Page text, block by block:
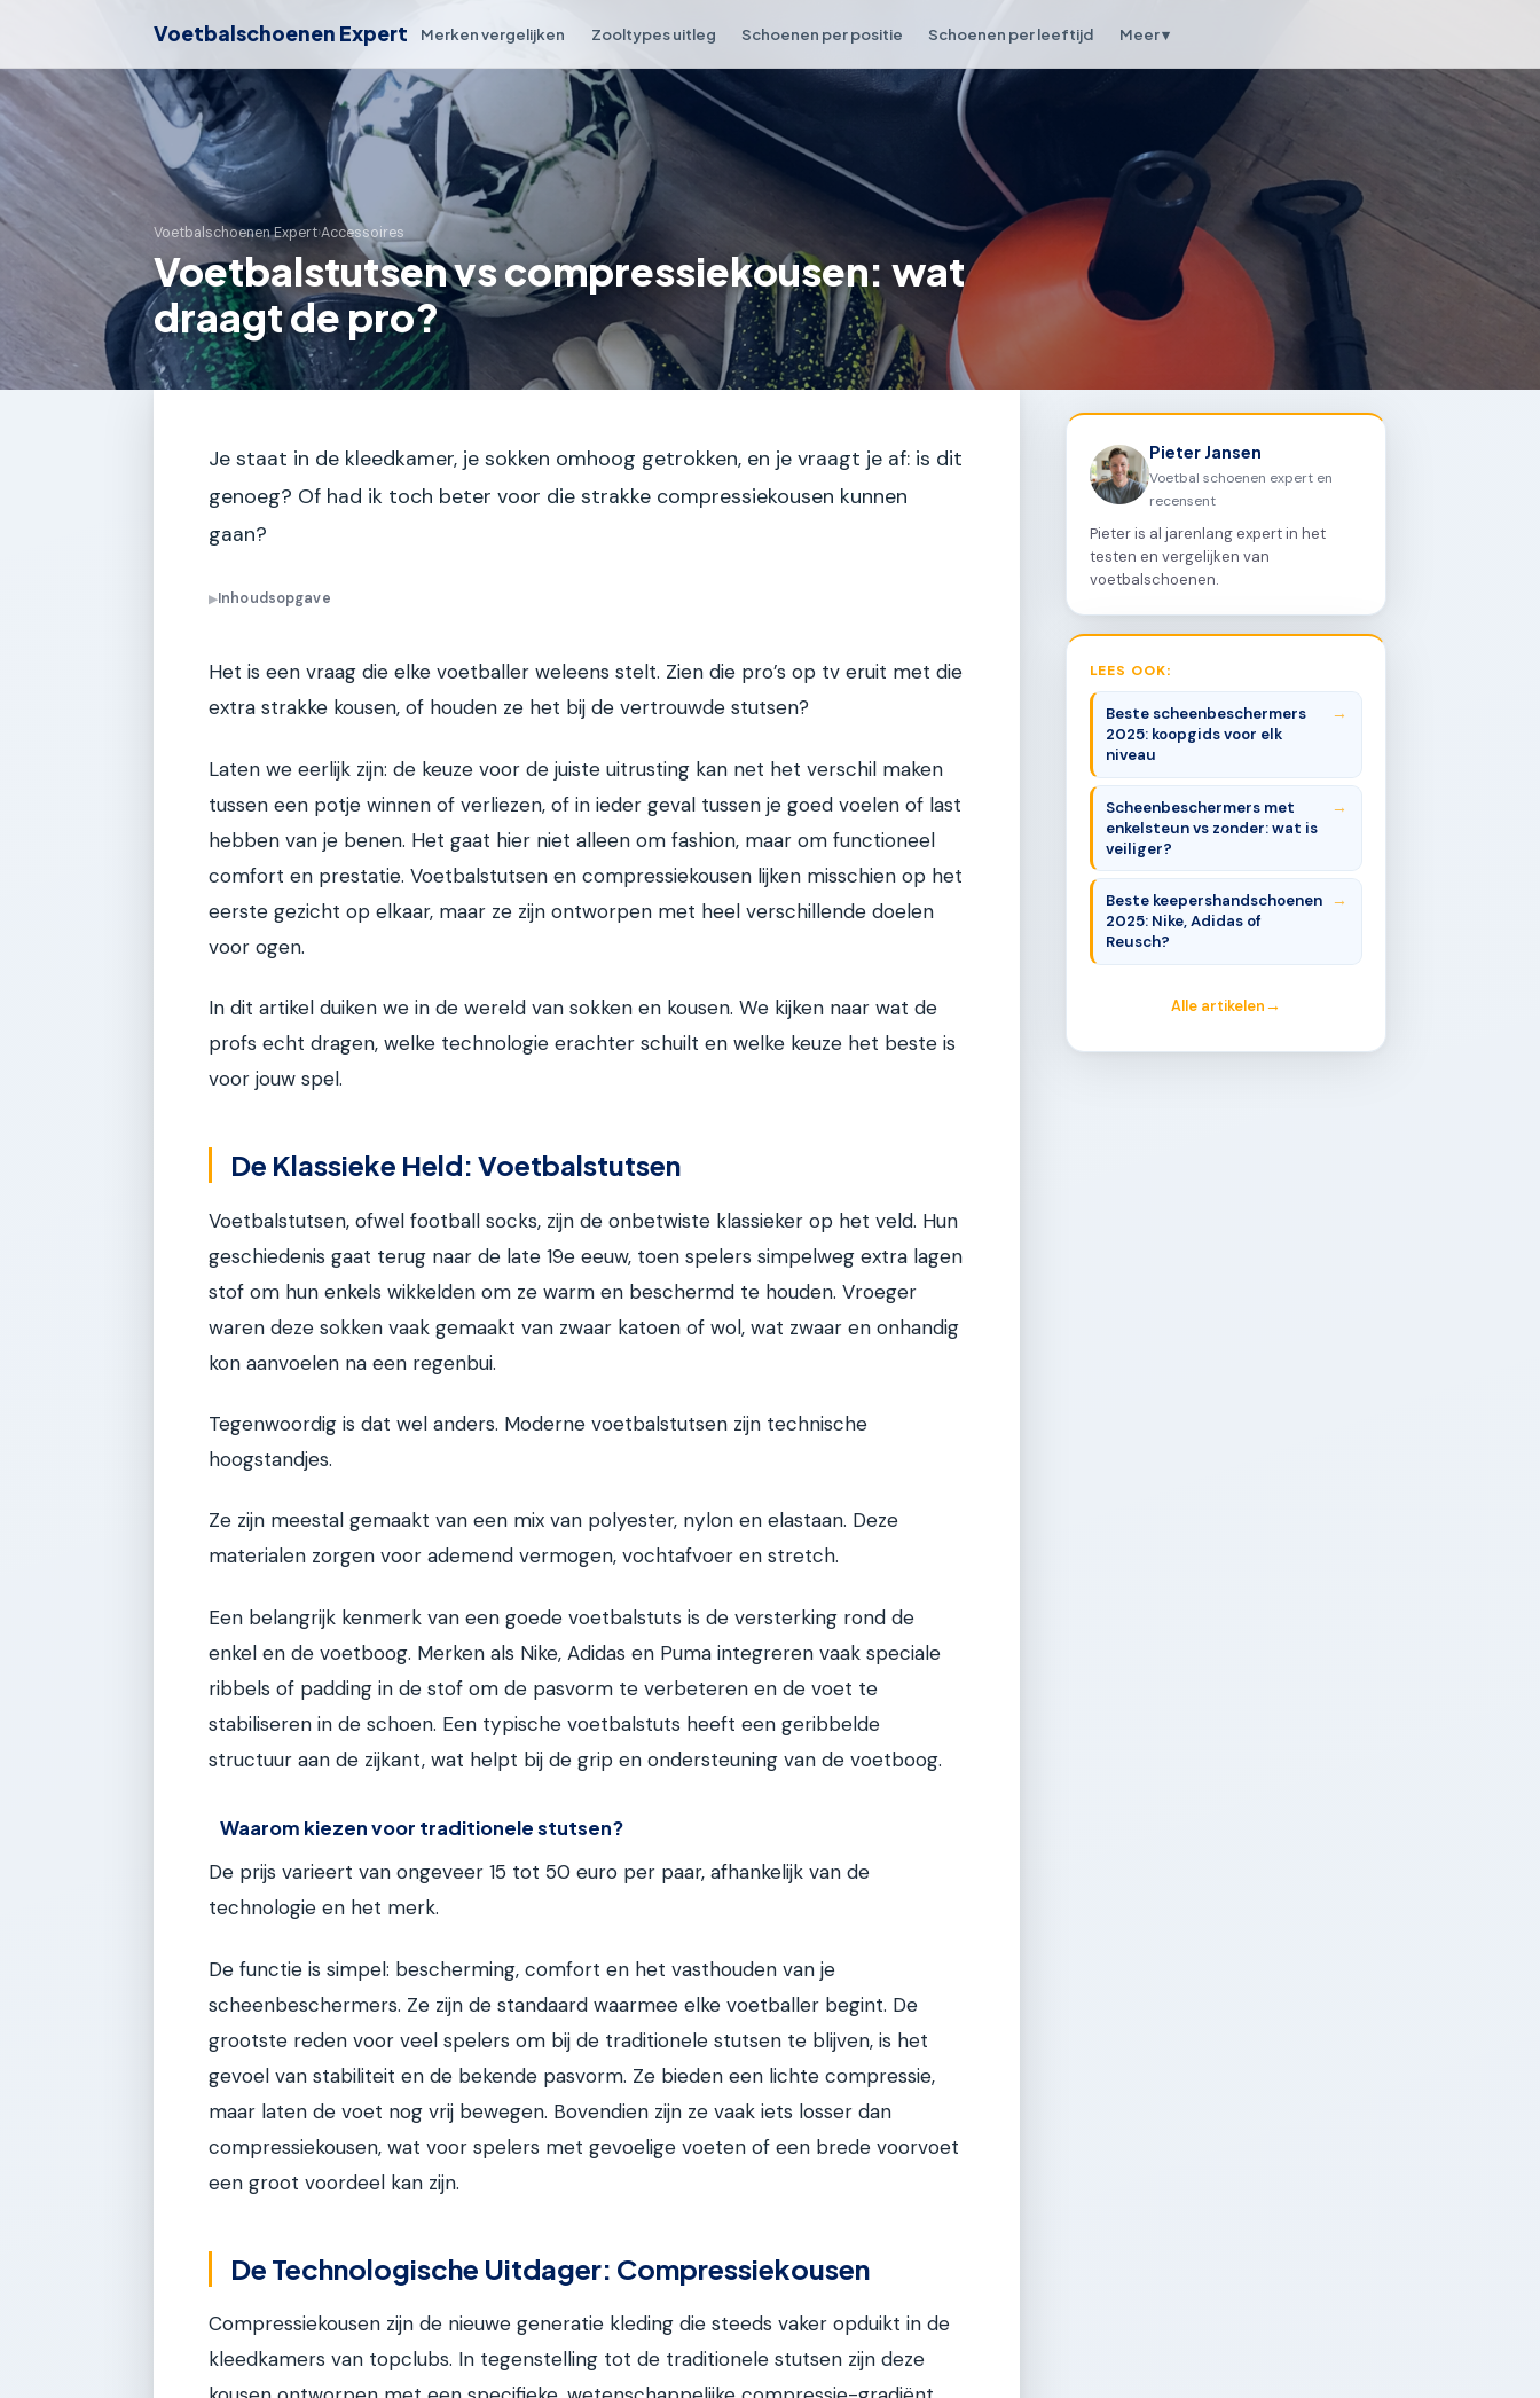
Voetbalschoenen Expert Merken vergelijken Zooltypes uitleg Schoenen per positie Schoenen per leeftijd Meer ▾
Voetbalschoenen Expert›Accessoires
Voetbalstutsen vs compressiekousen: wat
draagt de pro?
Je staat in de kleedkamer, je sokken omhoog getrokken, en je vraagt je af: is dit
genoeg? Of had ik toch beter voor die strakke compressiekousen kunnen
gaan?
▶Inhoudsopgave
Het is een vraag die elke voetballer weleens stelt. Zien die pro’s op tv eruit met die
extra strakke kousen, of houden ze het bij de vertrouwde stutsen?
Laten we eerlijk zijn: de keuze voor de juiste uitrusting kan net het verschil maken
tussen een potje winnen of verliezen, of in ieder geval tussen je goed voelen of last
hebben van je benen. Het gaat hier niet alleen om fashion, maar om functioneel
comfort en prestatie. Voetbalstutsen en compressiekousen lijken misschien op het
eerste gezicht op elkaar, maar ze zijn ontworpen met heel verschillende doelen
voor ogen.
In dit artikel duiken we in de wereld van sokken en kousen. We kijken naar wat de
profs echt dragen, welke technologie erachter schuilt en welke keuze het beste is
voor jouw spel.
De Klassieke Held: Voetbalstutsen
Voetbalstutsen, ofwel football socks, zijn de onbetwiste klassieker op het veld. Hun
geschiedenis gaat terug naar de late 19e eeuw, toen spelers simpelweg extra lagen
stof om hun enkels wikkelden om ze warm en beschermd te houden. Vroeger
waren deze sokken vaak gemaakt van zwaar katoen of wol, wat zwaar en onhandig
kon aanvoelen na een regenbui.
Tegenwoordig is dat wel anders. Moderne voetbalstutsen zijn technische
hoogstandjes.
Ze zijn meestal gemaakt van een mix van polyester, nylon en elastaan. Deze
materialen zorgen voor ademend vermogen, vochtafvoer en stretch.
Een belangrijk kenmerk van een goede voetbalstuts is de versterking rond de
enkel en de voetboog. Merken als Nike, Adidas en Puma integreren vaak speciale
ribbels of padding in de stof om de pasvorm te verbeteren en de voet te
stabiliseren in de schoen. Een typische voetbalstuts heeft een geribbelde
structuur aan de zijkant, wat helpt bij de grip en ondersteuning van de voetboog.
Waarom kiezen voor traditionele stutsen?
De prijs varieert van ongeveer 15 tot 50 euro per paar, afhankelijk van de
technologie en het merk.
De functie is simpel: bescherming, comfort en het vasthouden van je
scheenbeschermers. Ze zijn de standaard waarmee elke voetballer begint. De
grootste reden voor veel spelers om bij de traditionele stutsen te blijven, is het
gevoel van stabiliteit en de bekende pasvorm. Ze bieden een lichte compressie,
maar laten de voet nog vrij bewegen. Bovendien zijn ze vaak iets losser dan
compressiekousen, wat voor spelers met gevoelige voeten of een brede voorvoet
een groot voordeel kan zijn.
De Technologische Uitdager: Compressiekousen
Compressiekousen zijn de nieuwe generatie kleding die steeds vaker opduikt in de
kleedkamers van topclubs. In tegenstelling tot de traditionele stutsen zijn deze
Pieter Jansen
Voetbal schoenen expert en
recensent
Pieter is al jarenlang expert in het
testen en vergelijken van
voetbalschoenen.
LEES OOK:
Beste scheenbeschermers
2025: koopgids voor elk
niveau
Scheenbeschermers met
enkelsteun vs zonder: wat is
veiliger?
Beste keepershandschoenen
2025: Nike, Adidas of
Reusch?
Alle artikelen